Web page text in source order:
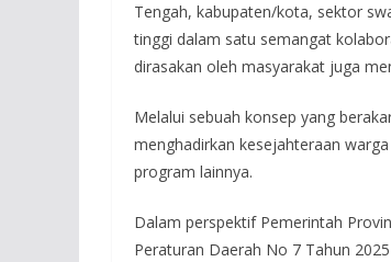
Tengah, kabupaten/kota, sektor
tinggi dalam satu semangat
dirasakan oleh masyarakat juga
Melalui sebuah konsep yang
menghadirkan kesejahteraan
program lainnya.
Dalam perspektif Pemerintah
Peraturan Daerah No 7 Tahun